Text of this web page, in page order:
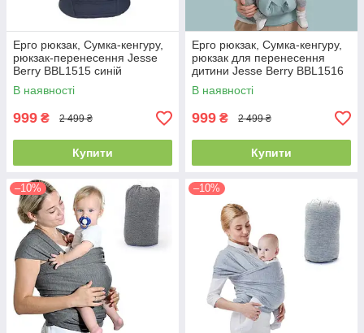
Ерго рюкзак, Сумка-кенгуру,
рюкзак-перенесення Jesse
Berry BBL1515 синій
В наявності
999 ₴ 2 499 ₴
Купити
Ерго рюкзак, Сумка-кенгуру,
рюкзак для перенесення
дитини Jesse Berry BBL1516
блакитний
В наявності
999 ₴ 2 499 ₴
Купити
–10% –10%